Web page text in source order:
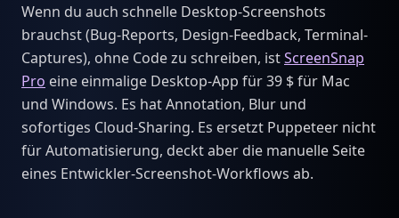
Wenn du auch schnelle Desktop-Screenshots
brauchst (Bug-Reports, Design-Feedback, Terminal-
Captures), ohne Code zu schreiben, istScreenSnap
Pro eine einmalige Desktop-App für 39 $ für Mac
und Windows. Es hat Annotation, Blur und
sofortiges Cloud-Sharing. Es ersetzt Puppeteer nicht
für Automatisierung, deckt aber die manuelle Seite
eines Entwickler-Screenshot-Workflows ab.